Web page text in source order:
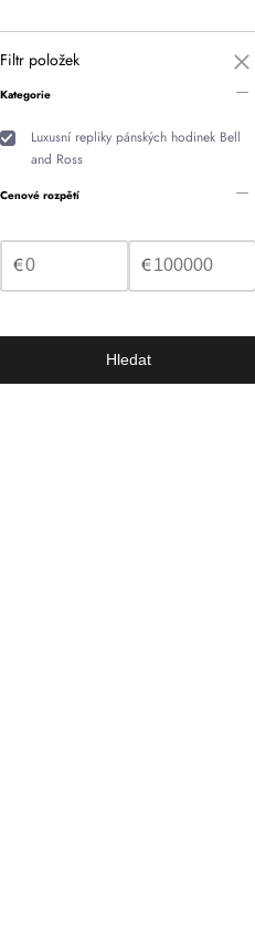
Filtr položek
Kategorie
Luxusní repliky pánských hodinek Bell
and Ross
Cenové rozpětí
€ €
Hledat